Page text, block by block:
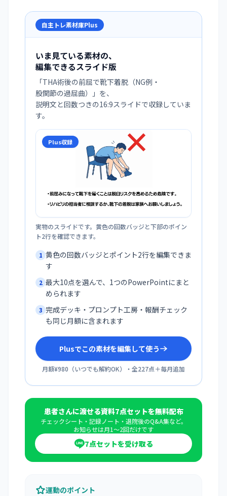
自主トレ素材庫Plus
いま見ている素材の、
編集できるスライド版
「THA術後の前屈で靴下着脱（NG例・
股関節の過屈曲）
」を、
説明文と回数つきの16:9スライドで収録していま
す。
Plus収録
実物のスライドです。黄色の回数バッジと下部のポイン
ト2行を確認できます。
1 黄色の回数バッジとポイント2行を編集できま
す
2 最大10点を選んで、1つのPowerPointにまと
められます
3 完成デッキ・プロンプト工房・報酬チェック
も同じ月額に含まれます
Plusでこの素材を編集して使う
月額¥980 （いつでも解約OK）・全227点＋毎月追加
患者さんに渡せる資料7点セットを無料配布
チェックシート・記録ノート・退院後のQ&A集など。
お知らせは月1〜2回だけです
7点セットを受け取る
運動のポイント